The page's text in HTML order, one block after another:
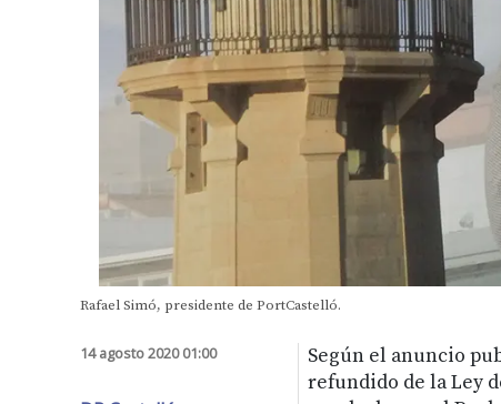
Rafael Simó, presidente de PortCastelló.
14 agosto 2020 01:00
Según el anuncio
refundido de la Ley